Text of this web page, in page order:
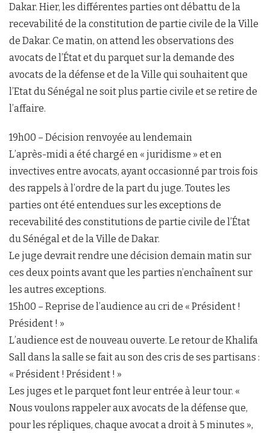
Dakar. Hier, les différentes parties ont débattu de la
recevabilité de la constitution de partie civile de la Ville
de Dakar. Ce matin, on attend les observations des
avocats de l’État et du parquet sur la demande des
avocats de la défense et de la Ville qui souhaitent que
l’Etat du Sénégal ne soit plus partie civile et se retire de
l’affaire.
19h00 – Décision renvoyée au lendemain
L’après-midi a été chargé en « juridisme » et en
invectives entre avocats, ayant occasionné par trois fois
des rappels à l’ordre de la part du juge. Toutes les
parties ont été entendues sur les exceptions de
recevabilité des constitutions de partie civile de l’État
du Sénégal et de la Ville de Dakar.
Le juge devrait rendre une décision demain matin sur
ces deux points avant que les parties n’enchaînent sur
les autres exceptions.
15h00 – Reprise de l’audience au cri de « Président !
Président ! »
L’audience est de nouveau ouverte. Le retour de Khalifa
Sall dans la salle se fait au son des cris de ses partisans :
« Président ! Président ! »
Les juges et le parquet font leur entrée à leur tour. «
Nous voulons rappeler aux avocats de la défense que,
pour les répliques, chaque avocat a droit à 5 minutes »,